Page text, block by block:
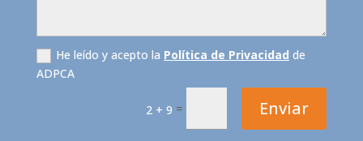
He leído y acepto la Política de Privacidad de
ADPCA
2 + 9 = Enviar